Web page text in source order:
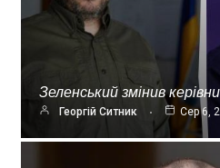
Зеленський змінив
Георгій Ситник Сер 6,